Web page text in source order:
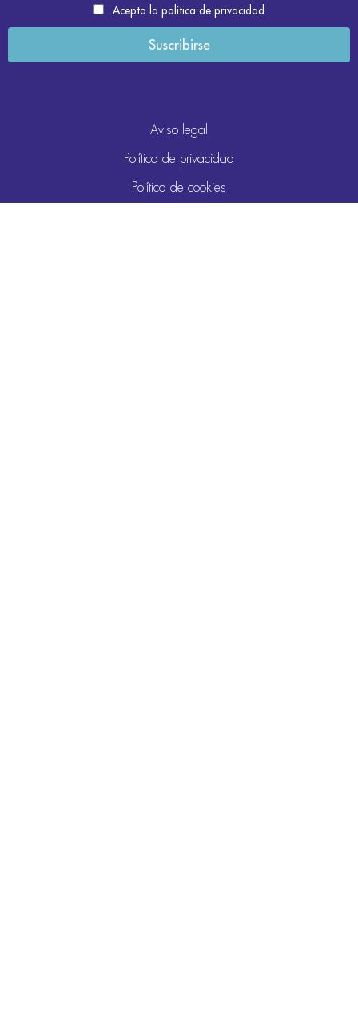
Acepto la política de privacidad
Aviso legal
Política de privacidad
Política de cookies